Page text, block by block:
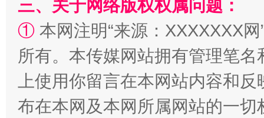
三、关于网络版权权属问题：
① 本网注明“来源：XXXXXXX
所有。本传媒网站拥有管理笔
上使用你留言在本网站内容和
布在本网及本网所属网站的一